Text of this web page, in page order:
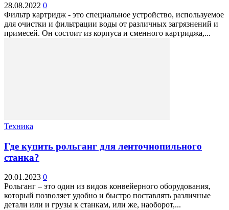
28.08.2022 0
Фильтр картридж - это специальное устройство, используемое
для очистки и фильтрации воды от различных загрязнений и
примесей. Он состоит из корпуса и сменного картриджа,...
Техника
Где купить рольганг для ленточнопильного
станка?
20.01.2023 0
Рольганг – это один из видов конвейерного оборудования,
который позволяет удобно и быстро поставлять различные
детали или и грузы к станкам, или же, наоборот,...